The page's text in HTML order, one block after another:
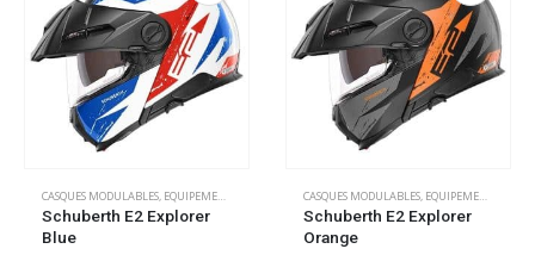
CASQUES MODULABLES, EQUIPEMENT PILOTE
Schuberth E2 Explorer
Blue
CASQUES MODULABLES, EQUIPEMENT PILOTE
Schuberth E2 Explorer
Orange